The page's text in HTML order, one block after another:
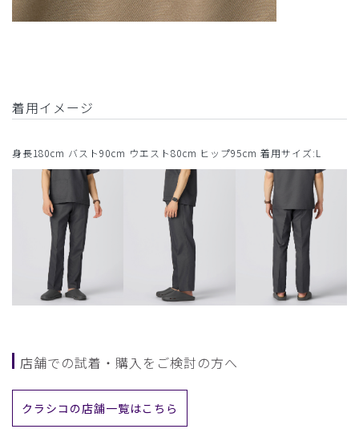
着用イメージ
身長180cm バスト90cm ウエスト80cm ヒップ95cm 着用サイズ:L
店舗での試着・購入をご検討の方へ
クラシコの店舗一覧はこちら